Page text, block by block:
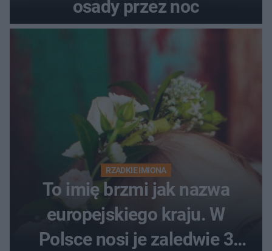
osady przez noc
RZADKIE IMIONA
To imię brzmi jak nazwa
europejskiego kraju. W
Polsce nosi je zaledwie 3